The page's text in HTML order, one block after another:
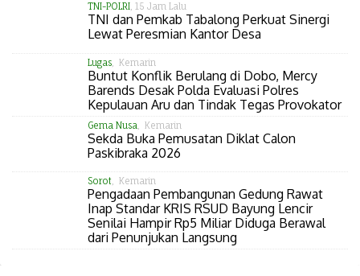
TNI-POLRI, 15 Jam Lalu
TNI dan Pemkab Tabalong Perkuat Sinergi
Lewat Peresmian Kantor Desa
Lugas, Kemarin
Buntut Konflik Berulang di Dobo, Mercy
Barends Desak Polda Evaluasi Polres
Kepulauan Aru dan Tindak Tegas Provokator
Gema Nusa , Kemarin
Sekda Buka Pemusatan Diklat Calon
Paskibraka 2026
Sorot, Kemarin
Pengadaan Pembangunan Gedung Rawat
Inap Standar KRIS RSUD Bayung Lencir
Senilai Hampir Rp5 Miliar Diduga Berawal
dari Penunjukan Langsung